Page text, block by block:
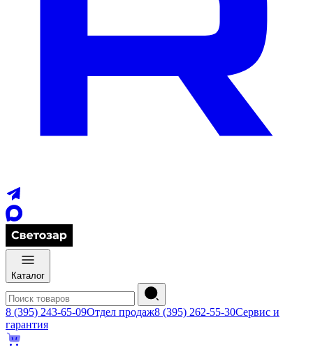
Каталог
8 (395) 243-65-09Отдел продаж8 (395) 262-55-30Сервис и
гарантия